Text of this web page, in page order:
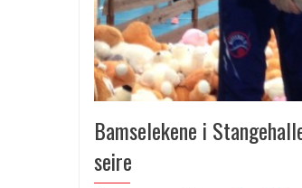
Bamselekene i
seire